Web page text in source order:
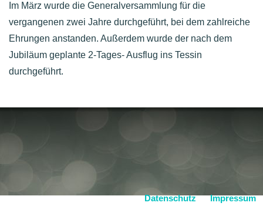
Im März wurde die Generalversammlung für die
vergangenen zwei Jahre durchgeführt, bei dem zahlreiche
Ehrungen anstanden. Außerdem wurde der nach dem
Jubiläum geplante 2-Tages- Ausflug ins Tessin
durchgeführt.
Datenschutz Impressum